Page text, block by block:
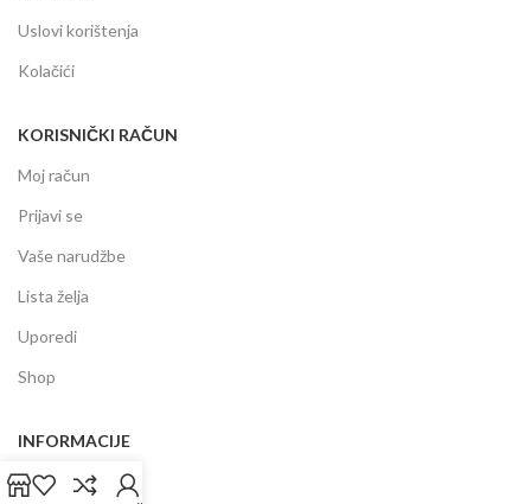
Uslovi korištenja
Kolačići
KORISNIČKI RAČUN
Moj račun
Prijavi se
Vaše narudžbe
Lista želja
Uporedi
Shop
INFORMACIJE
Prodajni centar